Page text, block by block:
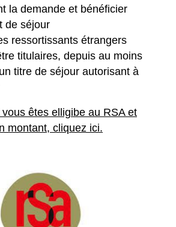
la demande et bénéficier
de séjour
ressortissants étrangers
titulaires, depuis au moins
titre de séjour autorisant à
êtes elligibe au RSA et
montant, cliquez ici.